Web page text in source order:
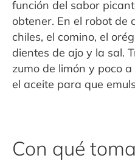
función del sabor
obtener. En el robot de
chiles, el comino, el
dientes de ajo y la sal.
zumo de limón y poco
el aceite para que
Con qué